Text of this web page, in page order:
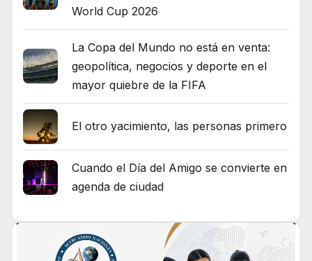
World Cup 2026
La Copa del Mundo no está en venta:
geopolítica, negocios y deporte en el
mayor quiebre de la FIFA
El otro yacimiento, las personas primero
Cuando el Día del Amigo se convierte en
agenda de ciudad